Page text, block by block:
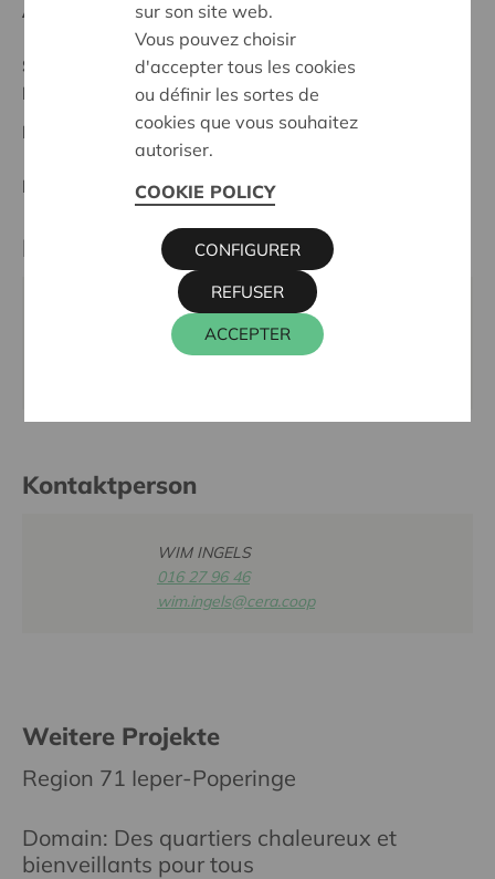
Anfangsdatum:07/05/2025
Stand :
In treatment
Ieper-Poperinge
Datum:
07/05/2025
Entscheidung:Approved
Partner
KSA de Kouter, Komstraat 30, 8970 POPERINGE
hoofdleiding@ksadekouter.be
Kontaktperson
WIM INGELS
016 27 96 46
wim.ingels@cera.coop
Weitere Projekte
Region 71 Ieper-Poperinge
Domain: Des quartiers chaleureux et
bienveillants pour tous
sur son site web.
Vous pouvez choisir
d'accepter tous les cookies
ou définir les sortes de
cookies que vous souhaitez
autoriser.
COOKIE POLICY
ACCEPTER
REFUSER
CONFIGURER